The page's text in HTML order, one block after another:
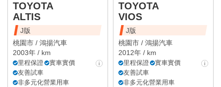
TOYOTA
ALTIS
J版
桃園市 / 鴻揚汽車
2003年 / km
里程保證
實車實價
友善試車
非多元化營業用車
TOYOTA
VIOS
J版
桃園市 / 鴻揚汽車
2012年 / km
里程保證
實車實價
友善試車
非多元化營業用車